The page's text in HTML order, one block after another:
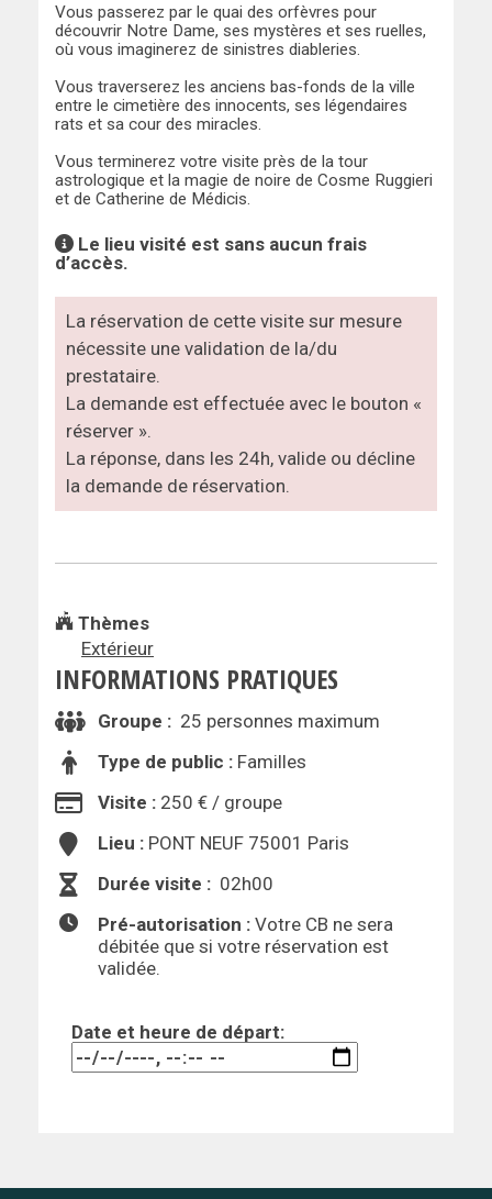
Vous passerez par le quai des orfèvres pour
découvrir Notre Dame, ses mystères et ses ruelles,
où vous imaginerez de sinistres diableries.
Vous traverserez les anciens bas-fonds de la ville
entre le cimetière des innocents, ses légendaires
rats et sa cour des miracles.
Vous terminerez votre visite près de la tour
astrologique et la magie de noire de Cosme Ruggieri
et de Catherine de Médicis.
Le lieu visité est sans aucun frais
d’accès.
La réservation de cette visite sur mesure
nécessite une validation de la/du
prestataire.
La demande est effectuée avec le bouton «
réserver ».
La réponse, dans les 24h, valide ou décline
la demande de réservation.
Thèmes
Extérieur
INFORMATIONS PRATIQUES
Groupe : 25 personnes maximum
Type de public : Familles
Visite : 250 € / groupe
Lieu : PONT NEUF 75001 Paris
Durée visite : 02h00
Pré-autorisation : Votre CB ne sera
débitée que si votre réservation est
validée.
Date et heure de départ: